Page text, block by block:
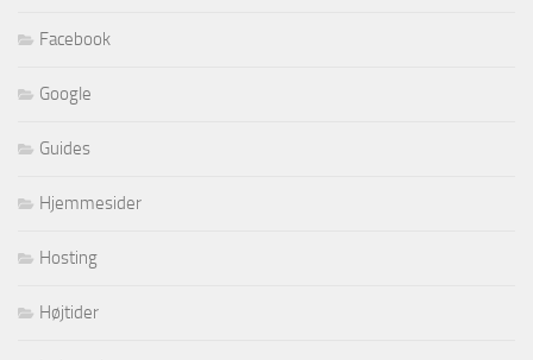
Facebook
Google
Guides
Hjemmesider
Hosting
Højtider